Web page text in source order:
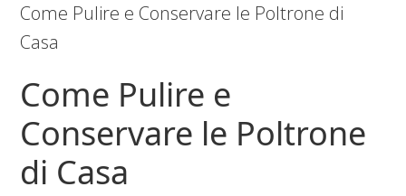
Come Pulire e Conservare le Poltrone di
Casa
Come Pulire e
Conservare le Poltrone
di Casa